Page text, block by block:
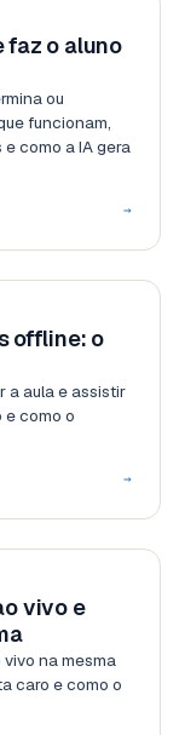
faz o aluno
ou
funcionam,
como a IA gera
→
offline: o
a aula e assistir
como o
→
vivo e
na mesma
caro e como o